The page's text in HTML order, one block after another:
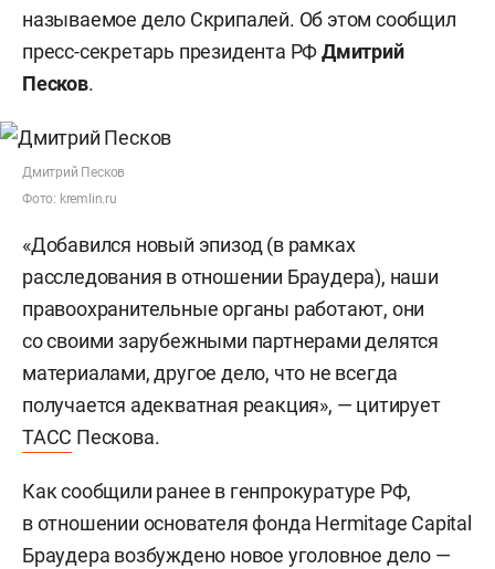
называемое дело Скрипалей. Об этом сообщил
пресс-секретарь президента РФДмитрий
Песков.
Дмитрий Песков
Фото: kremlin.ru
«Добавился новый эпизод (в рамках
расследования в отношении Браудера), наши
правоохранительные органы работают, они
со своими зарубежными партнерами делятся
материалами, другое дело, что не всегда
получается адекватная реакция», — цитирует
ТАСС Пескова.
Как сообщили ранее в генпрокуратуре РФ,
в отношении основателя фонда Hermitage Capital
Браудера возбуждено новое уголовное дело —